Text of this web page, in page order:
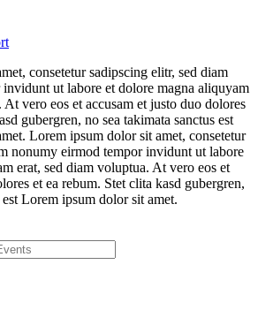
consetetur sadipscing elitr, sed diam
ut labore et dolore magna aliquyam
vero eos et accusam et justo duo dolores
gubergren, no sea takimata sanctus est
Lorem ipsum dolor sit amet, consetetur
nonumy eirmod tempor invidunt ut labore
erat, sed diam voluptua. At vero eos et
et ea rebum. Stet clita kasd gubergren,
Lorem ipsum dolor sit amet.